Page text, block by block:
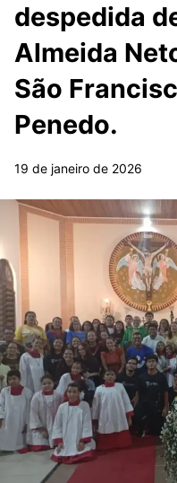
despedida
Almeida
São
Penedo.
19 de janeiro de 2026